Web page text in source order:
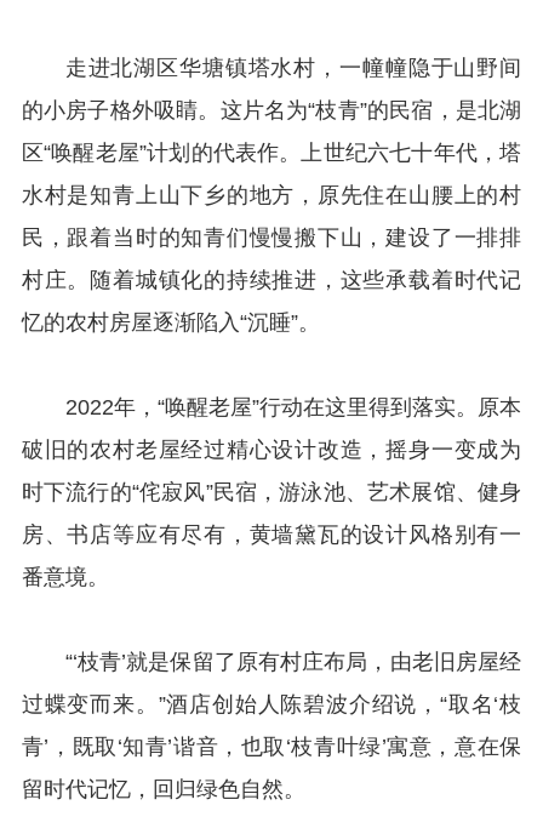
走进北湖区华塘镇塔水村，一幢幢隐于山野间
的小房子格外吸睛。这片名为“枝青”的民宿，是北湖
区“唤醒老屋”计划的代表作。上世纪六七十年代，塔
水村是知青上山下乡的地方，原先住在山腰上的村
民，跟着当时的知青们慢慢搬下山，建设了一排排
村庄。随着城镇化的持续推进，这些承载着时代记
忆的农村房屋逐渐陷入“沉睡”。
2022年，“唤醒老屋”行动在这里得到落实。原本
破旧的农村老屋经过精心设计改造，摇身一变成为
时下流行的“侘寂风”民宿，游泳池、艺术展馆、健身
房、书店等应有尽有，黄墙黛瓦的设计风格别有一
番意境。
“‘枝青’就是保留了原有村庄布局，由老旧房屋经
过蝶变而来。”酒店创始人陈碧波介绍说，“取名‘枝
青’，既取‘知青’谐音，也取‘枝青叶绿’寓意，意在保
留时代记忆，回归绿色自然。